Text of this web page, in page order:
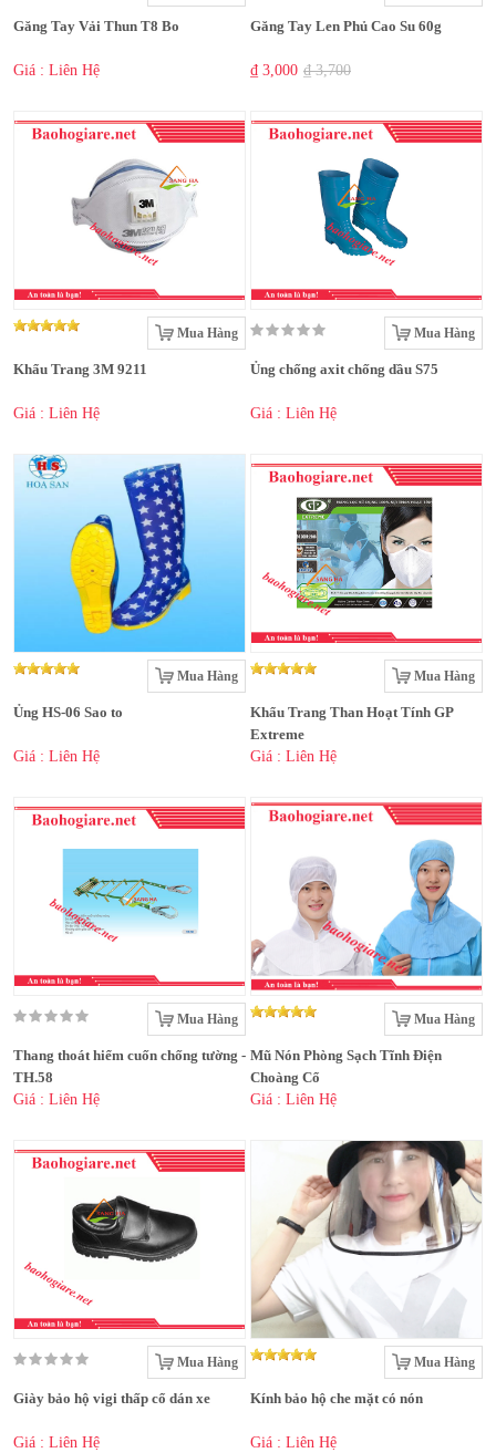
Găng Tay Vải Thun T8 Bo
Giá : Liên Hệ
Găng Tay Len Phủ Cao Su 60g
₫ 3,000 ₫ 3,700
Mua Hàng
Khẩu Trang 3M 9211
Giá : Liên Hệ
Mua Hàng
Ủng chống axit chống dầu S75
Giá : Liên Hệ
Mua Hàng
Ủng HS-06 Sao to
Giá : Liên Hệ
Mua Hàng
Khẩu Trang Than Hoạt Tính GP
Extreme
Giá : Liên Hệ
Mua Hàng
Thang thoát hiểm cuốn chống tường -
TH.58
Giá : Liên Hệ
Mua Hàng
Mũ Nón Phòng Sạch Tĩnh Điện
Choàng Cổ
Giá : Liên Hệ
Mua Hàng
Giày bảo hộ vigi thấp cổ dán xe
Giá : Liên Hệ
Mua Hàng
Kính bảo hộ che mặt có nón
Giá : Liên Hệ